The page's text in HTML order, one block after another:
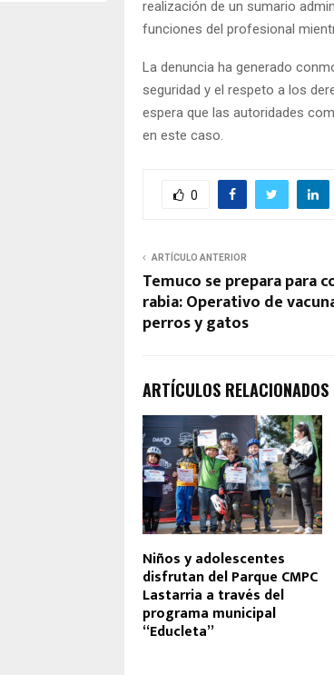
realización de un sumario
funciones del profesional
La denuncia ha generado
seguridad y el respeto a los
espera que las autoridades
en este caso.
0
ARTÍCULO ANTERIOR
Temuco se prepara para
rabia: Operativo de
perros y gatos
ARTÍCULOS RELACIONADOS
Niños y adolescentes
disfrutan del Parque CMPC
Lastarria a través del
programa municipal
“Educleta”